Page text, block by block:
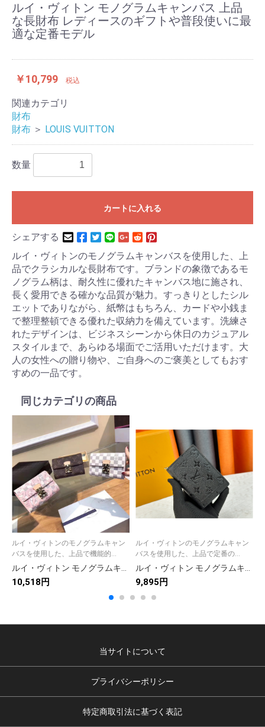
ルイ・ヴィトン モノグラムキャンバス 上品
な長財布 レディースのギフトや普段使いに最
適な定番モデル
￥10,799 税込
関連カテゴリ
財布
財布 ＞ LOUIS VUITTON
数量
カートに入れる
シェアする
ルイ・ヴィトンのモノグラムキャンバスを使用した、上
品でクラシカルな長財布です。ブランドの象徴であるモ
ノグラム柄は、耐久性に優れたキャンバス地に施され、
長く愛用できる確かな品質が魅力。すっきりとしたシル
エットでありながら、紙幣はもちろん、カードや小銭ま
で整理整頓できる優れた収納力を備えています。洗練さ
れたデザインは、ビジネスシーンから休日のカジュアル
スタイルまで、あらゆる場面でご活用いただけます。大
人の女性への贈り物や、ご自身へのご褒美としてもおす
すめの一品です。
同じカテゴリの商品
ルイ・ヴィトンのモノグラムキャン
バスを使用した、上品で機能的...
10,518円
ルイ・ヴィトンのモノグラムキャン
バスを使用した、上品で定番の...
9,895円
当サイトについて
プライバシーポリシー
特定商取引法に基づく表記